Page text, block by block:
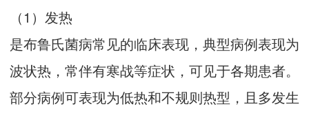
（1）发热
是布鲁氏菌病常见的临床表现，典型病例表现为
波状热，常伴有寒战等症状，可见于各期患者。
部分病例可表现为低热和不规则热型，且多发生